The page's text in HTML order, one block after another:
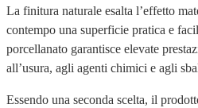
La finitura naturale esalta l’effetto
contempo una superficie pratica e
porcellanato garantisce elevate
all’usura, agli agenti chimici e agli
Essendo una seconda scelta, il